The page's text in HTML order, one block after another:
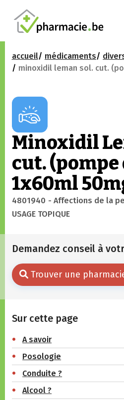
accueil médicaments
minoxidil leman sol. cut.
Minoxidil
cut. (pompe
1x60ml
4801940 - Affections de la
USAGE TOPIQUE
Demandez conseil à
Trouver une
Sur cette page
A savoir
Posologie
Conduite ?
Alcool ?